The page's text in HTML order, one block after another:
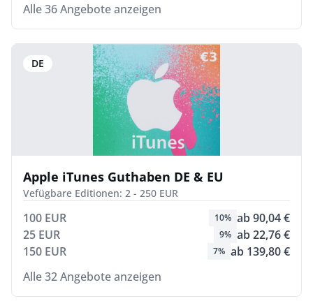
Alle 36 Angebote anzeigen
DE
Apple iTunes Guthaben DE & EU
Vefügbare Editionen: 2 - 250 EUR
100 EUR 10% ab 90,04 €
25 EUR
9% ab 22,76 €
150 EUR
7% ab 139,80 €
Alle 32 Angebote anzeigen